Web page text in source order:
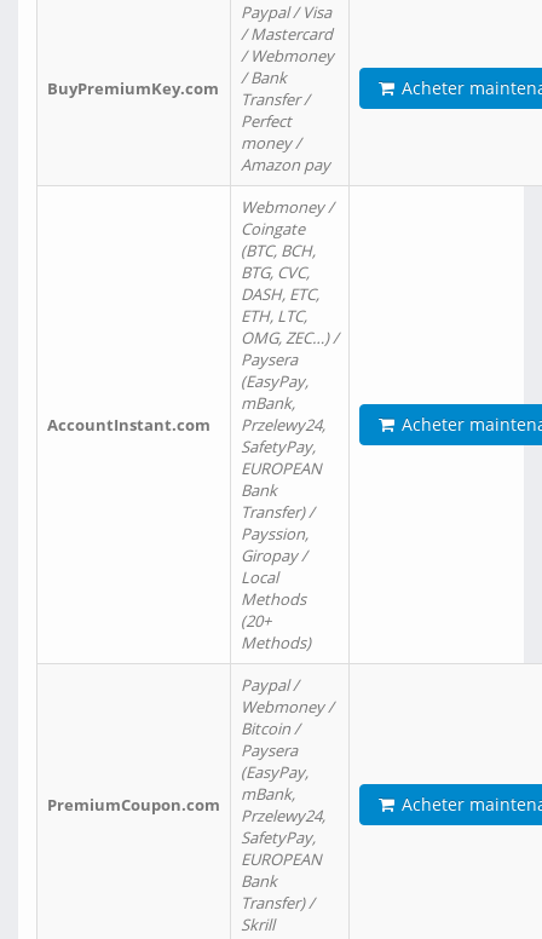
BuyPremiumKey.com
Paypal / Visa
/ Mastercard
/ Webmoney
/ Bank
Transfer /
Perfect
money /
Amazon pay
Acheter
AccountInstant.com
Webmoney /
Coingate
(BTC, BCH,
BTG, CVC,
DASH, ETC,
ETH, LTC,
OMG, ZEC…) /
Paysera
(EasyPay,
mBank,
Przelewy24,
SafetyPay,
EUROPEAN
Bank
Transfer) /
Payssion,
Giropay /
Local
Methods
(20+
Methods)
Acheter
PremiumCoupon.com
Paypal /
Webmoney /
Bitcoin /
Paysera
(EasyPay,
mBank,
Przelewy24,
SafetyPay,
EUROPEAN
Bank
Transfer) /
Skrill
Acheter